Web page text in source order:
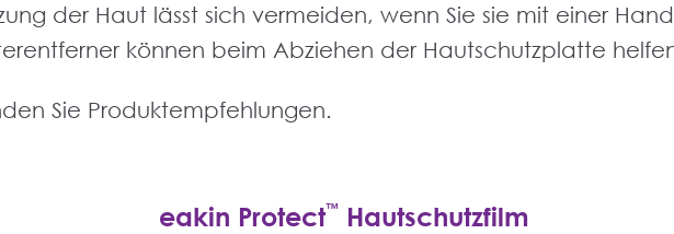
der Haut lässt sich vermeiden, wenn Sie sie mit einer
können beim Abziehen der Hautschutzplatte
Sie Produktempfehlungen.
eakin Protect™ Hautschutzfilm